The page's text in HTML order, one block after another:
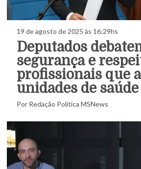
19 de agosto de 2025 às 16:29hs
Deputados
segurança e
profissionais que
unidades de saúde
Por Redação Política MSNews